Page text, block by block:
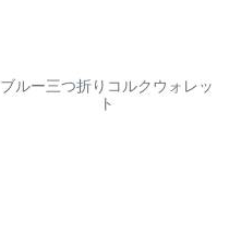
ブルー三つ折りコルクウォレッ
ト